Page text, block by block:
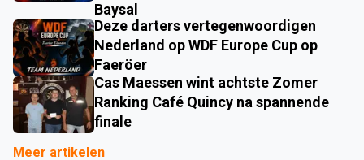
Baysal
Deze darters vertegenwoordigen
Nederland op WDF Europe Cup op
Faeröer
Cas Maessen wint achtste Zomer
Ranking Café Quincy na spannende
finale
Meer artikelen